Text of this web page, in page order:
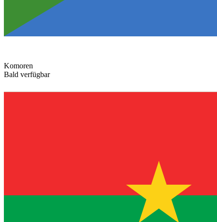
Komoren
Bald verfügbar